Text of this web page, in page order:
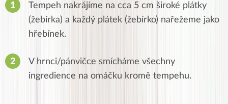
Tempeh nakrájíme na cca 5 cm široké plátky
(žebírka) a každý plátek (žebírko) nařežeme jako
hřebínek.
V hrnci/pánvičce smícháme všechny
ingredience na omáčku kromě tempehu.